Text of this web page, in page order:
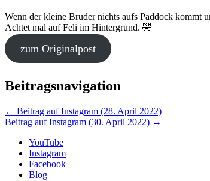
Wenn der kleine Bruder nichts aufs Paddock kommt
Achtet mal auf Feli im Hintergrund. 🤣
zum Originalpost
Beitragsnavigation
← Beitrag auf Instagram (28. April 2022)
Beitrag auf Instagram (30. April 2022) →
YouTube
Instagram
Facebook
Blog